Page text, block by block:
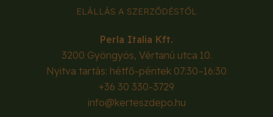
ELÁLLÁS A SZERZŐDÉSTŐL
Perla Italia Kft.
3200 Gyöngyös, Vértanú utca 10.
Nyitva tartás: hétfő-péntek 07:30–16:30
+36 30 330-3729
info@kerteszdepo.hu